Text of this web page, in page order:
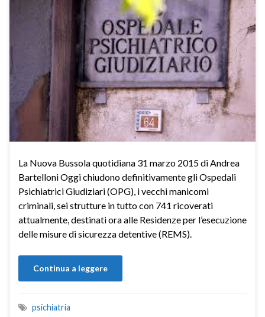
La Nuova Bussola quotidiana 31 marzo 2015 di Andrea
Bartelloni Oggi chiudono definitivamente gli Ospedali
Psichiatrici Giudiziari (OPG), i vecchi manicomi
criminali, sei strutture in tutto con 741 ricoverati
attualmente, destinati ora alle Residenze per l’esecuzione
delle misure di sicurezza detentive (REMS).
Continua a leggere
psichiatria